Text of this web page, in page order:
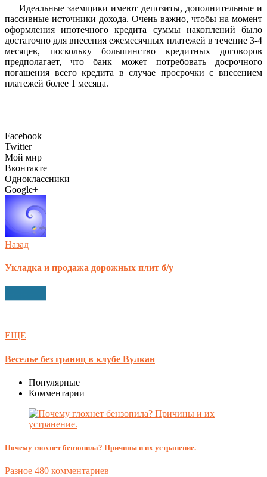
Идеальные заемщики имеют депозиты, дополнительные и
пассивные источники дохода. Очень важно, чтобы на момент
оформления ипотечного кредита суммы накоплений было
достаточно для внесения ежемесячных платежей в течение 3-4
месяцев, поскольку большинство кредитных договоров
предполагает, что банк может потребовать досрочного
погашения всего кредита в случае просрочки с внесением
платежей более 1 месяца.
Facebook
Twitter
Мой мир
Вконтакте
Одноклассники
Google+
Назад
Укладка и продажа дорожных плит б/у
ЕЩЕ
Веселье без границ в клубе Вулкан
Популярные
Комментарии
Почему глохнет бензопила? Причины и их устранение.
Разное 480 комментариев